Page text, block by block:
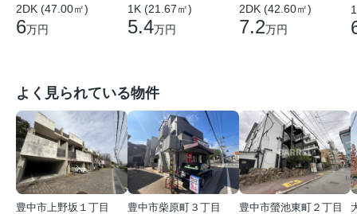
2DK (47.00㎡)
6万円
1K (21.67㎡)
5.4万円
2DK (42.60㎡)
7.2万円
よく見られている物件
豊中市上野坂１丁目
豊中市柴原町３丁目
豊中市螢池東町２丁目